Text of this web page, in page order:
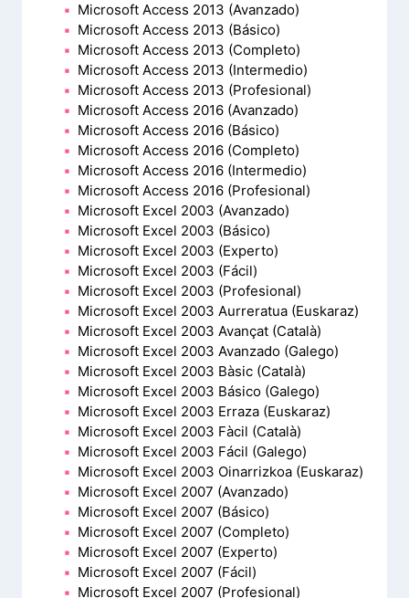
Microsoft Access 2013 (Avanzado)
Microsoft Access 2013 (Básico)
Microsoft Access 2013 (Completo)
Microsoft Access 2013 (Intermedio)
Microsoft Access 2013 (Profesional)
Microsoft Access 2016 (Avanzado)
Microsoft Access 2016 (Básico)
Microsoft Access 2016 (Completo)
Microsoft Access 2016 (Intermedio)
Microsoft Access 2016 (Profesional)
Microsoft Excel 2003 (Avanzado)
Microsoft Excel 2003 (Básico)
Microsoft Excel 2003 (Experto)
Microsoft Excel 2003 (Fácil)
Microsoft Excel 2003 (Profesional)
Microsoft Excel 2003 Aurreratua (Euskaraz)
Microsoft Excel 2003 Avançat (Català)
Microsoft Excel 2003 Avanzado (Galego)
Microsoft Excel 2003 Bàsic (Català)
Microsoft Excel 2003 Básico (Galego)
Microsoft Excel 2003 Erraza (Euskaraz)
Microsoft Excel 2003 Fàcil (Català)
Microsoft Excel 2003 Fácil (Galego)
Microsoft Excel 2003 Oinarrizkoa (Euskaraz)
Microsoft Excel 2007 (Avanzado)
Microsoft Excel 2007 (Básico)
Microsoft Excel 2007 (Completo)
Microsoft Excel 2007 (Experto)
Microsoft Excel 2007 (Fácil)
Microsoft Excel 2007 (Profesional)